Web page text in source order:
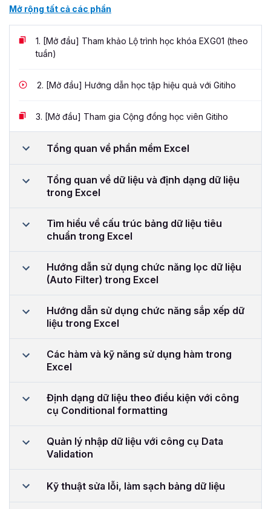
Mở rộng tất cả các phần
1. [Mở đầu] Tham khảo Lộ trình học khóa EXG01 (theo
tuần)
2. [Mở đầu] Hướng dẫn học tập hiệu quả với Gitiho
3. [Mở đầu] Tham gia Cộng đồng học viên Gitiho
Tổng quan về phần mềm Excel
Tổng quan về dữ liệu và định dạng dữ liệu
trong Excel
Tìm hiểu về cấu trúc bảng dữ liệu tiêu
chuẩn trong Excel
Hướng dẫn sử dụng chức năng lọc dữ liệu
(Auto Filter) trong Excel
Hướng dẫn sử dụng chức năng sắp xếp dữ
liệu trong Excel
Các hàm và kỹ năng sử dụng hàm trong
Excel
Định dạng dữ liệu theo điều kiện với công
cụ Conditional formatting
Quản lý nhập dữ liệu với công cụ Data
Validation
Kỹ thuật sửa lỗi, làm sạch bảng dữ liệu